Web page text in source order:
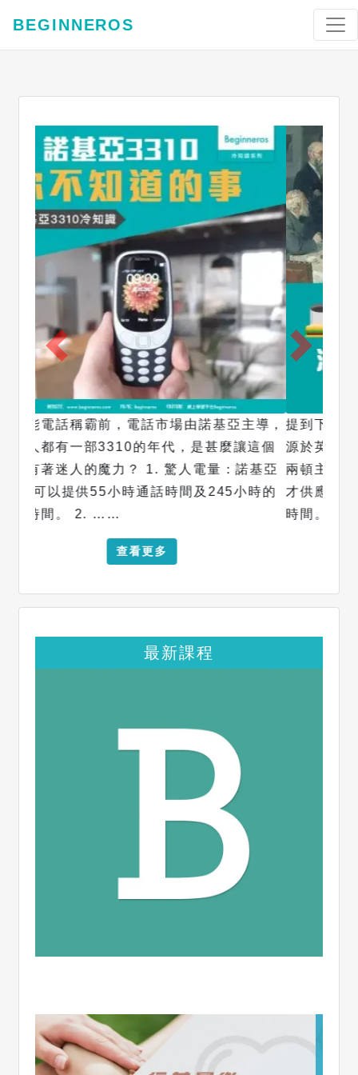
BEGINNEROS
提到下午茶，香港人一般會想到西多士，活動
源於英國上流社會。 19 世紀前，英國人只吃
兩頓主餐 ── 早餐和晚餐，由於晚餐到傍晚
才供應，大家在兩餐之間需要等上一段很長的
時間。 19世紀中期，……
查看更多
最新課程